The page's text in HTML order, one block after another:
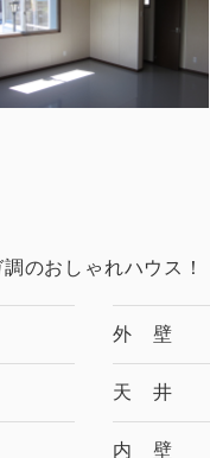
のおしゃれハウス！
外 壁
天 井
内 壁